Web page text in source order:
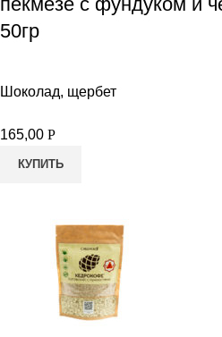
50гр
Шоколад, щербет
165,00 Р
КУПИТЬ